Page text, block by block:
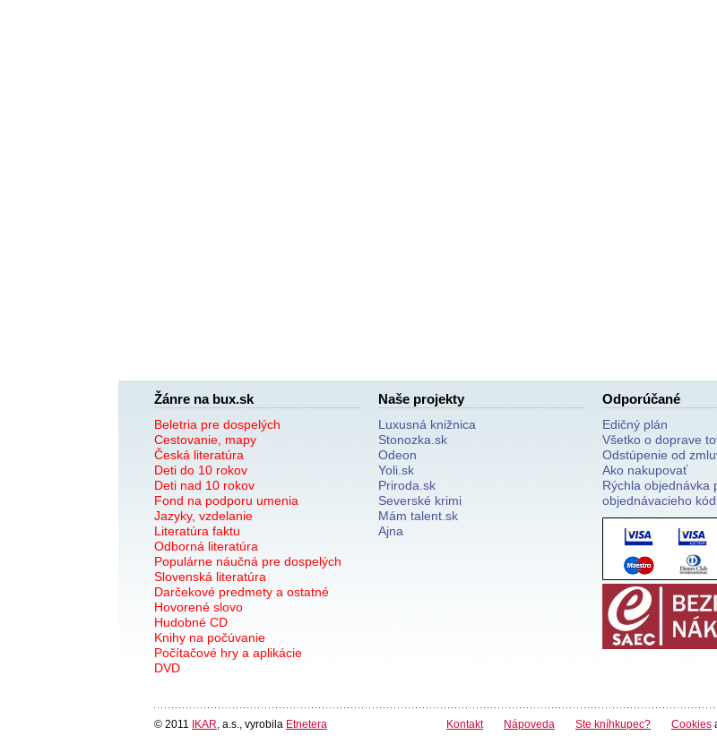
Žánre na bux.sk
Beletria pre dospelých
Cestovanie, mapy
Česká literatúra
Deti do 10 rokov
Deti nad 10 rokov
Fond na podporu umenia
Jazyky, vzdelanie
Literatúra faktu
Odborná literatúra
Populárne náučná pre dospelých
Slovenská literatúra
Darčekové predmety a ostatné
Hovorené slovo
Hudobné CD
Knihy na počúvanie
Počítačové hry a aplikácie
DVD
Naše projekty
Luxusná knižnica
Stonozka.sk
Odeon
Yoli.sk
Priroda.sk
Severské krimi
Mám talent.sk
Ajna
Odporúčané
Edičný plán
Všetko o doprave
Odstúpenie od
Ako nakupovať
Rýchla objednávka
objednávacieho
© 2011 IKAR , a.s., vyrobila Etnetera Kontakt Nápoveda Ste kníhkupec? Cookies